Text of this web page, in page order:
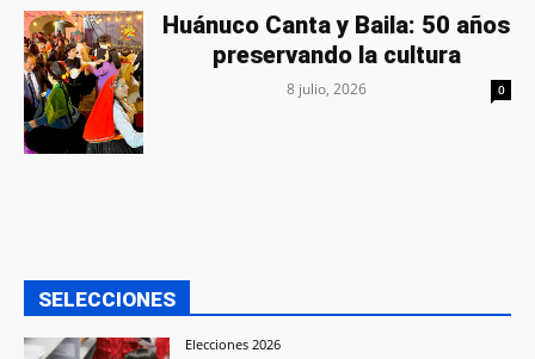
Huánuco Canta y Baila: 50 años
preservando la cultura
8 julio, 2026 0
SELECCIONES
Elecciones 2026